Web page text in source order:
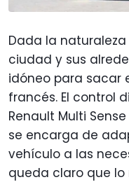
Dada la
ciudad y sus
idóneo para sacar
francés. El control
Renault Multi
se encarga de
vehículo a las
queda claro que